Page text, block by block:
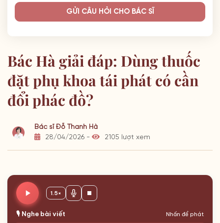
GỬI CÂU HỎI CHO BÁC SĨ
Bác Hà giải đáp: Dùng thuốc
đặt phụ khoa tái phát có cần
đổi phác đồ?
Bác sĩ Đỗ Thanh Hà
28/04/2026 -
2105 lượt xem
🎙️ Nghe bài viết Nhấn để phát
1.5×